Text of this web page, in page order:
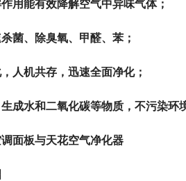
解作用能有效降解
速杀菌、除臭氧、
人机共存，迅速全面净化；
成水和二氧化碳等物质，不污染环
调面板与天花空气净化器